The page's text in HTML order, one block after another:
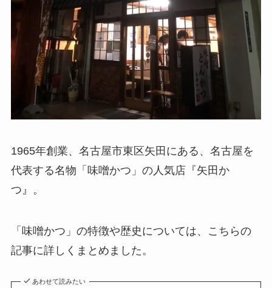
1965年創業、名古屋市東区矢田にある、名古屋を
代表する名物「味噌かつ」の人気店『矢田か
つ』。
「味噌かつ」の特徴や歴史については、こちらの
記事に詳しくまとめました。
あわせて読みたい